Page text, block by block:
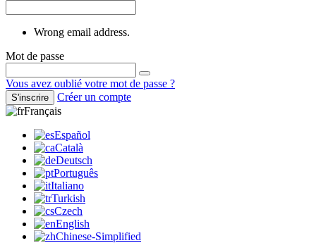
Wrong email address.
Mot de passe
Vous avez oublié votre mot de passe ?
S'inscrire
Créer un compte
Français
Español
Català
Deutsch
Português
Italiano
Turkish
Czech
English
Chinese-Simplified